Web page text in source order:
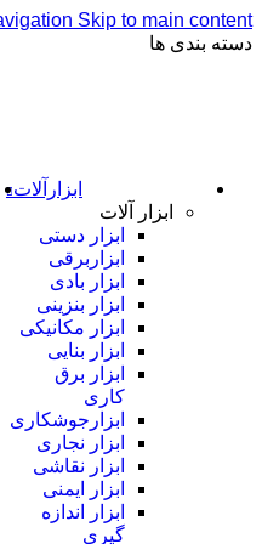
Skip to main content
دسته بندی ها
ابزارآلات
ابزار آلات
ابزار دستی
ابزاربرقی
ابزار بادی
ابزار بنزینی
ابزار مکانیکی
ابزار بنایی
ابزار برق
کاری
ابزارجوشکاری
ابزار نجاری
ابزار نقاشی
ابزار ایمنی
ابزار اندازه
گیری